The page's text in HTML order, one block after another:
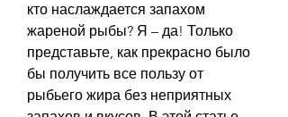
кто наслаждается запахом
жареной рыбы? Я – да! Только
представьте, как прекрасно было
бы получить все пользу от
рыбьего жира без неприятных